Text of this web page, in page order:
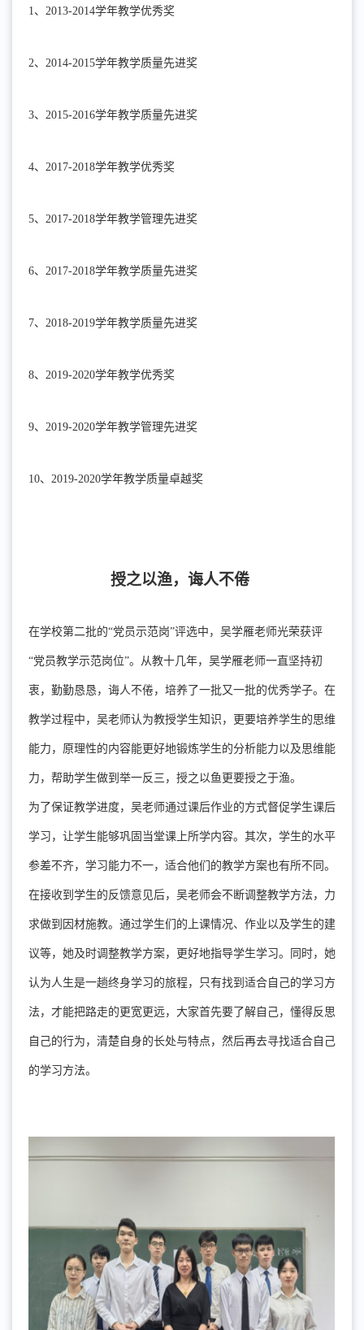
1、2013-2014学年教学优秀奖
2、2014-2015学年教学质量先进奖
3、 2015-2016学年教学质量先进奖
4、 2017-2018学年教学优秀奖
5、 2017-2018学年教学管理先进奖
6、 2017-2018学年教学质量先进奖
7、 2018-2019学年教学质量先进奖
8、 2019-2020学年教学优秀奖
9、 2019-2020学年教学管理先进奖
10、 2019-2020学年教学质量卓越奖
授之以渔，诲人不倦
在学校第二批的“党员示范岗”评选中，吴学雁老师光荣获评
“党员教学示范岗位”。从教十几年，吴学雁老师一直坚持初
衷，勤勤恳恳，诲人不倦，培养了一批又一批的优秀学子。在
教学过程中，吴老师认为教授学生知识，更要培养学生的思维
能力，原理性的内容能更好地锻炼学生的分析能力以及思维能
力，帮助学生做到举一反三，授之以鱼更要授之于渔。
为了保证教学进度，吴老师通过课后作业的方式督促学生课后
学习，让学生能够巩固当堂课上所学内容。其次，学生的水平
参差不齐，学习能力不一，适合他们的教学方案也有所不同。
在接收到学生的反馈意见后，吴老师会不断调整教学方法，力
求做到因材施教。通过学生们的上课情况、作业以及学生的建
议等，她及时调整教学方案，更好地指导学生学习。同时，她
认为人生是一趟终身学习的旅程，只有找到适合自己的学习方
法，才能把路走的更宽更远，大家首先要了解自己，懂得反思
自己的行为，清楚自身的长处与特点，然后再去寻找适合自己
的学习方法。